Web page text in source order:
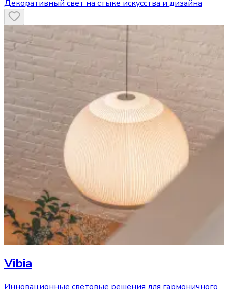
Декоративный свет на стыке искусства и дизайна
Vibia